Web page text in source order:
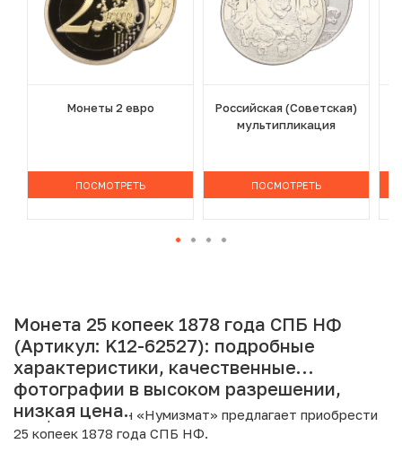
Монеты 2 евро
ПОСМОТРЕТЬ
Российская (Советская)
мультипликация
ПОСМОТРЕТЬ
Монета 25 копеек 1878 года СПБ НФ
(Артикул: K12-62527): подробные
характеристики, качественные
фотографии в высоком разрешении,
низкая цена.
Интернет магазин «Нумизмат» предлагает приобрести
25 копеек 1878 года СПБ НФ.